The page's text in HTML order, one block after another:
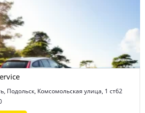
Подольск, Комсомольская улица, 1 ст62